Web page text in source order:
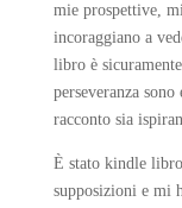
mie prospettive,
incoraggiano a
libro è
perseveranza
racconto sia
È stato kindle
supposizioni e mi